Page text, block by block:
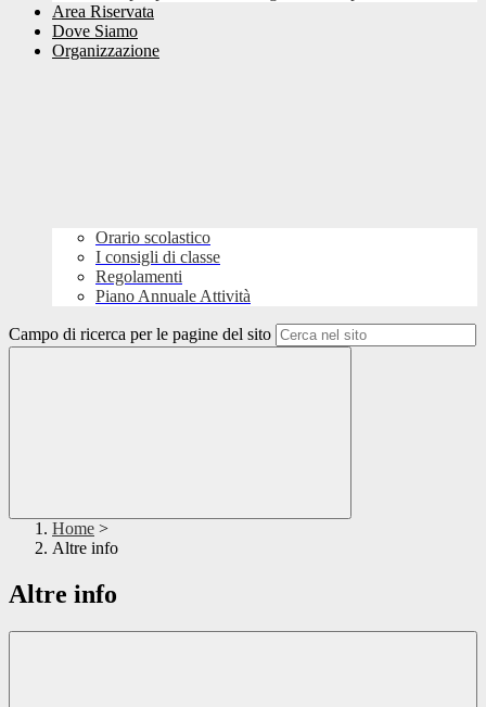
Area Riservata
Dove Siamo
Organizzazione
Orario scolastico
I consigli di classe
Regolamenti
Piano Annuale Attività
Campo di ricerca per le pagine del sito
Home >
Altre info
Altre info